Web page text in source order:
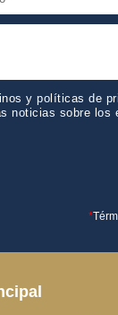
y políticas de
noticias sobre los
*